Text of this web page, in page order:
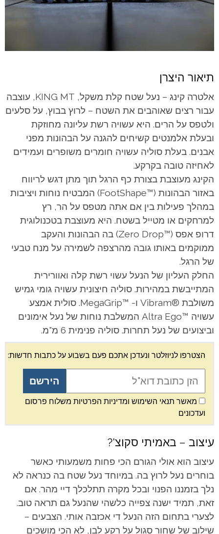
תיאור היצרן
אלטרה קינג – נעל שטח קלת משקל, KING MT, עוצבה
עבור רצים שאוהבים את השטח – לרוץ בבוץ, על סלעים
ולטפס על הרים. היא עשויה רשת עליונה מחוזקת
ובעלת אלמנטים קשיחים להגנה על הבהונות מפני
אבנים. בעלת סוליה עשויה חומרים משופרים ועמידים
לאחיזה טובה בקרקע.
הקינג מעוצבת בצורת כף הרגל תוך מתן דגש לריווח
באזור הבהונות (™FootShape) המבטיח נוחות ויציבות
במהלך פעילות בין אם אתה מטפס על הר, רץ
למרחקים או מטייל בשטח. היא מעוצבת בטכנולוגית
דרופ אפס (™Zero Drop) בה הבהונות והעקב
ממוקמים באותו גובה מהרצפה לשמירה על מנח טבעי
של הרגל.
החלק העליון של הנעל עשוי רשת קלה ואוורירית
המתייבשת במהירות. סוליה חיצונית עשויה גומי גמיש
משולבת ®Vibram ו- ™MegaGrip. סולית אמצע
עשויה ™Altra Ego המשלבת נוחות של נעל אימונים
וביצועים של נעל תחרות. סוליה פנימית 6 מ"מ.
הצטרפו לניוזלטר ונעדכן אתכם פעם בשבוע על כתבות חדשות:
מאשר תנאי השימוש ומדיניות הפרטיות משלוח פרסום
ועדכונים
עיצוב – באמיתי סקוצ'?
עיצוב הוא אולי הגורם הכי פחות משמעותי כאשר
בוחרים נעל לרוץ בה. במיוחד נעל שטח בה כנראה לא
נלך בזמננו הפנוי ובכל מקרה תתלכלך דיי מהר. אם
זאת, תמיד ישנה צפייה כלשהי שהנעל גם תראה טוב.
לצערי בתחום הזה הנעל די אכזבה אותי. הצבעים –
שילוב של שחור סגול על רקע לבן, לא הכי מושכים